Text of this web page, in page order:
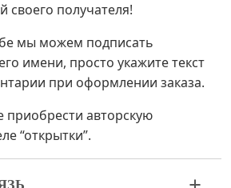
своего получателя!
мы можем подписать
имени, просто укажите текст
при оформлении заказа.
приобрести авторскую
“открытки”.